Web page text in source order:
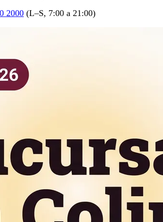
2000 (L–S, 7:00 a 21:00)